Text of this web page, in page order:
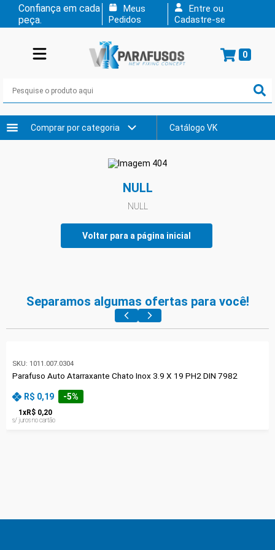
Confiança em cada
peça.
Meus
Pedidos
Entre ou
Cadastre-se
0
Comprar por categoria Catálogo VK
NULL
NULL
Voltar para a página inicial
Separamos algumas ofertas para você!
SKU: 1011.007.0304
Parafuso Auto Atarraxante Chato Inox 3.9 X 19 PH2 DIN 7982
R$ 0,19 -5%
1 xR$ 0,20
s/ juros no cartão